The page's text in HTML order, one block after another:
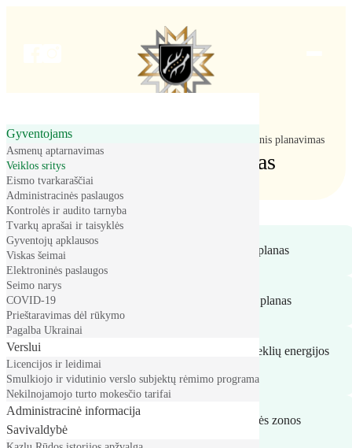
Gyventojams
Asmenų aptarnavimas
Veiklos sritys
Eismo tvarkaraščiai
Administracinės paslaugos
Kontrolės ir audito tarnyba
Tvarkų aprašai ir taisyklės
Gyventojų apklausos
Viskas šeimai
Elektroninės paslaugos
Seimo narys
COVID-19
Prieštaravimas dėl rūkymo
Pagalba Ukrainai
Verslui
Licencijos ir leidimai
Smulkiojo ir vidutinio verslo subjektų rėmimo programa
Nekilnojamojo turto mokesčio tarifai
Administracinė informacija
Savivaldybė
Pradžia Strateginis planavimas
Strateginis planavimas
Kazlų Rūdos savivaldybės strateginis plėtros planas
Kazlų Rūdos savivaldybės strateginis veiklos planas
Kazlų Rūdos savivaldybės atsinaujinančių išteklių energijos
naudojimo plėtros veiksmų planas
2023–2029 m. Marijampolės regiono funkcinės zonos
strategija